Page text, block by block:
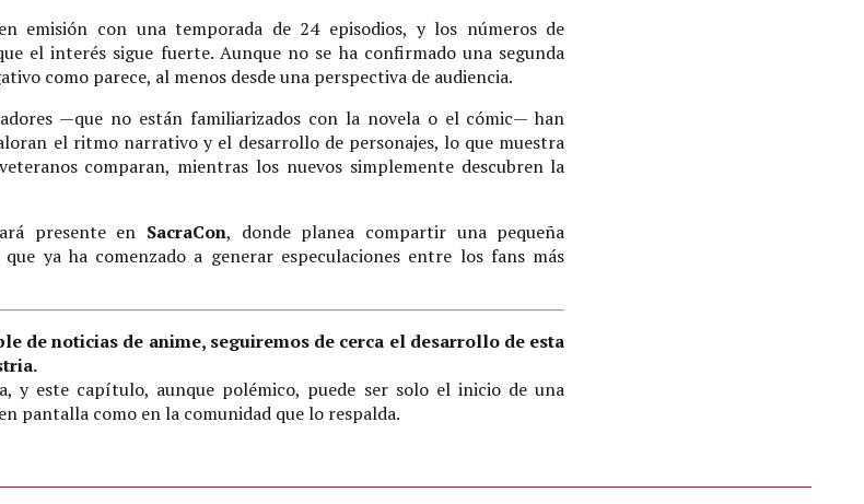
emisión con una temporada de 24 episodios, y los números de
el interés sigue fuerte. Aunque no se ha confirmado una segunda
como parece, al menos desde una perspectiva de audiencia.
—que no están familiarizados con la novela o el cómic— han
el ritmo narrativo y el desarrollo de personajes, lo que muestra
comparan, mientras los nuevos simplemente descubren la
presente en SacraCon, donde planea compartir una pequeña
ya ha comenzado a generar especulaciones entre los fans más
de noticias de anime, seguiremos de cerca el desarrollo de esta
y este capítulo, aunque polémico, puede ser solo el inicio de una
pantalla como en la comunidad que lo respalda.